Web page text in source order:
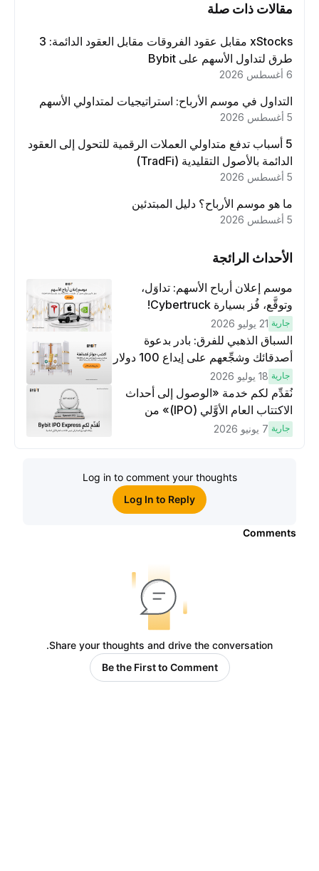
مقالات ذات صلة
xStocks مقابل عقود الفروقات مقابل العقود الدائمة: 3
طرق لتداول الأسهم على Bybit
التداول في موسم الأرباح: استراتيجيات لمتداولي الأسهم
5 أسباب تدفع متداولي العملات الرقمية للتحول إلى العقود
الدائمة بالأصول التقليدية (TradFi)
ما هو موسم الأرباح؟ دليل المبتدئين
الأحداث الرائجة
موسم إعلان أرباح الأسهم: تداوَل،
وتوقَّع، فُز بسيارة Cybertruck!
جارية 21 يوليو 2026
السباق الذهبي للفرق: بادر بدعوة
أصدقائك وشجِّعهم على إيداع 100 دولار
لكسَب مكافآت مُضاعَفة
جارية 18 يوليو 2026
نُقدِّم لكم خدمة «الوصول إلى أحداث
الاكتتاب العام الأوَّلي (IPO)» من
Bybit، بوابتك للوصول المبكر إلى فرص
جارية 7 يونيو 2026
Log in to comment your thoughts
Log In to Reply
Comments
Share your thoughts and drive the conversation.
Be the First to Comment